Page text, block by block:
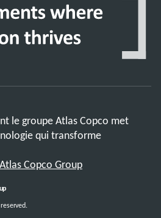
le groupe Atlas Copco met
qui transforme
Copco Group